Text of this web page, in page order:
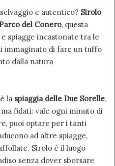
e autentico? Sirolo
Parco del Conero, questa
spiagge incastonate tra le
immaginato di fare un tuffo
dalla natura
la spiaggia delle Due Sorelle,
fidati: vale ogni minuto di
puoi optare per i tanti
ad altre spiagge,
Sirolo è il luogo
senza dover sborsare